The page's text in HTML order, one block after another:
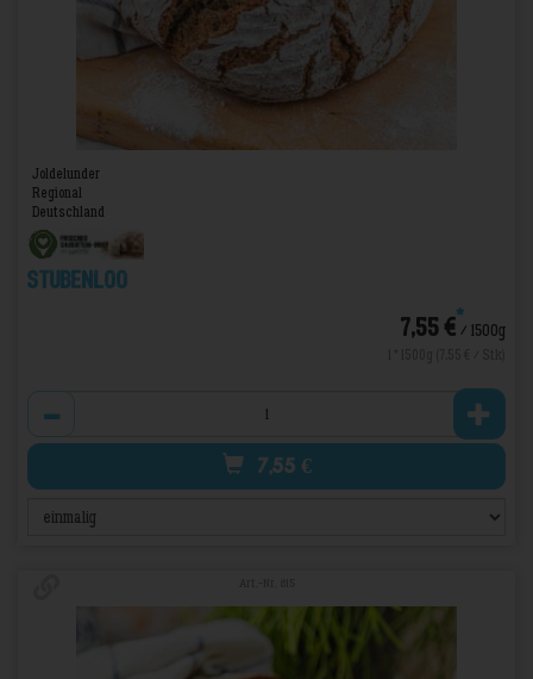
Joldelunder
Regional
Deutschland
Stubenloo
7,55 €*/ 1500g
7,55 €